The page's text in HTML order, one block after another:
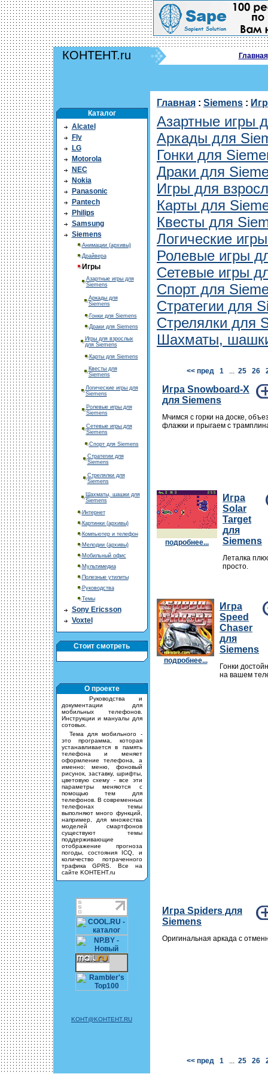
КОНТЕНТ.ru Главная
Каталог
Alcatel
Fly
LG
Motorola
NEC
Nokia
Panasonic
Pantech
Philips
Samsung
Siemens
Анимации (архивы)
Драйвера
Игры
Азартные игры для
Siemens
Аркады для
Siemens
Гонки для Siemens
Драки для Siemens
Игры для взрослых
для Siemens
Карты для Siemens
Квесты для
Siemens
Логические игры для
Siemens
Ролевые игры для
Siemens
Сетевые игры для
Siemens
Спорт для Siemens
Стратегии для
Siemens
Стрелялки для
Siemens
Шахматы, шашки для
Siemens
Интернет
Картинки (архивы)
Компьютер и телефон
Мелодии (архивы)
Мобильный офис
Мультимедиа
Полезные утилиты
Руководства
Темы
Sony Ericsson
Voxtel
Стоит смотреть
О проекте
Руководства и
документации для
мобильных телефонов.
Инструкции и мануалы для
сотовых.
Тема для мобильного -
это программа, которая
устанавливается в память
телефона и меняет
оформление телефона, а
именно: меню, фоновый
рисунок, заставку, шрифты,
цветовую схему - все эти
параметры меняются с
помощью тем для
телефонов. В современных
телефонах темы
выполняют много функций,
например, для множества
моделей смартфонов
существуют темы
поддерживающие
отображение прогноза
погоды, состояния ICQ, и
количество потраченного
трафика GPRS. Все на
сайте KOHTEHT.ru
KOHT@KOHTEHT.RU
Главная : Siemens :
Азартные игры
Аркады для
Гонки для
Драки для
Игры для
Карты для
Квесты для
Логические
Ролевые игры
Сетевые игры
Спорт для
Стратегии для
Стрелялки для
Шахматы,
<< пред 1... 25 26
Игра Snowboard-X
для Siemens
Мчимся с горки на доске,
флажки и прыгаем с
подробнее...
Игра
Solar
Target
для
Siemens
Леталка
просто.
подробнее...
Игра
Speed
Chaser
для
Siemens
Гонки
на вашем
Игра Spiders для
Siemens
Оригинальная аркада с
<< пред 1... 25 26